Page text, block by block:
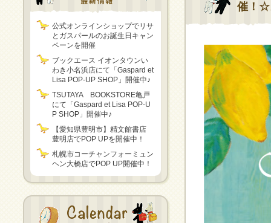
公式オンラインショップでリサ
とガスパールのお誕生日キャン
ペーンを開催
ブックエース イオンタウンい
わき小名浜店にて「Gaspard et
Lisa POP-UP SHOP」開催中♪
TSUTAYA BOOKSTORE亀戸
にて「Gaspard et Lisa POP-U
P SHOP」開催中♪
【愛知県豊明市】精文館書店
豊明店でPOP UPを開催中！
札幌市コーチャンフォーミュン
ヘン大橋店でPOP UP開催中！
催！☆